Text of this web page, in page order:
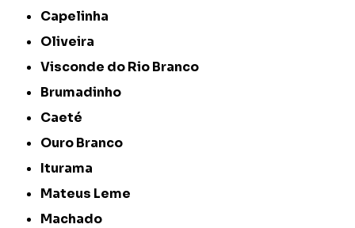
Capelinha
Oliveira
Visconde do Rio Branco
Brumadinho
Caeté
Ouro Branco
Iturama
Mateus Leme
Machado